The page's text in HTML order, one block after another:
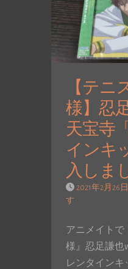
【テニ
様】忍
天宝寺
インキ
入しま
2021年2月26日
す
アニメイトで
様』忍足謙也
レンタインキ